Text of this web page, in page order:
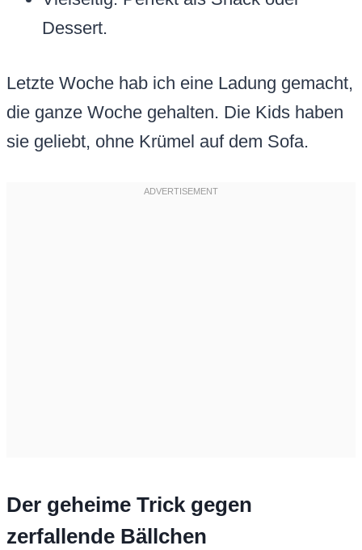
Dessert.
Letzte Woche hab ich eine Ladung gemacht,
die ganze Woche gehalten. Die Kids haben
sie geliebt, ohne Krümel auf dem Sofa.
Der geheime Trick gegen
zerfallende Bällchen